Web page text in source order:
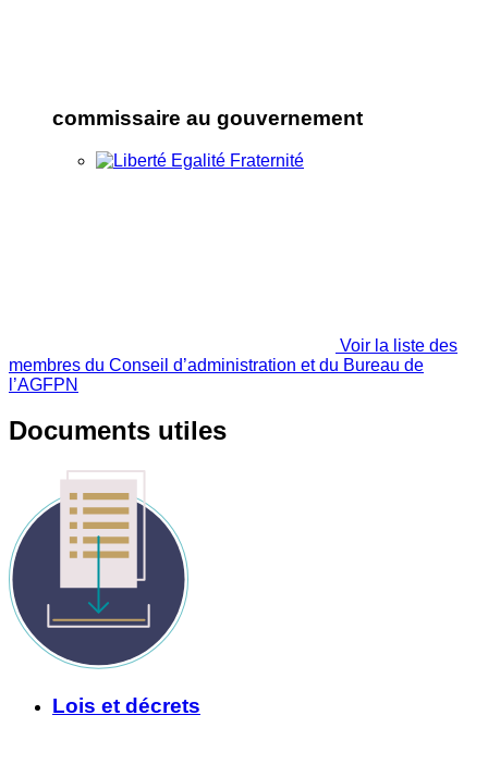
commissaire au gouvernement
Voir la liste des
membres du Conseil d’administration et du Bureau de
l’AGFPN
Documents utiles
Lois et décrets